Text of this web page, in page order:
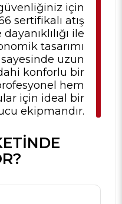
için
sertifikalı atış
ile
tasarımı
sayesinde uzun
konforlu bir
hem
için ideal bir
ekipmandır.